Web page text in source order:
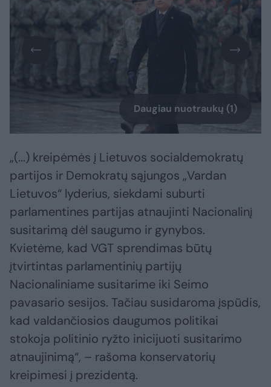
Daugiau nuotraukų (1)
„(...) kreipėmės į Lietuvos socialdemokratų
partijos ir Demokratų sąjungos „Vardan
Lietuvos“ lyderius, siekdami suburti
parlamentines partijas atnaujinti Nacionalinį
susitarimą dėl saugumo ir gynybos.
Kvietėme, kad VGT sprendimas būtų
įtvirtintas parlamentinių partijų
Nacionaliniame susitarime iki Seimo
pavasario sesijos. Tačiau susidaroma įspūdis,
kad valdančiosios daugumos politikai
stokoja politinio ryžto inicijuoti susitarimo
atnaujinimą“, – rašoma konservatorių
kreipimesi į prezidentą.